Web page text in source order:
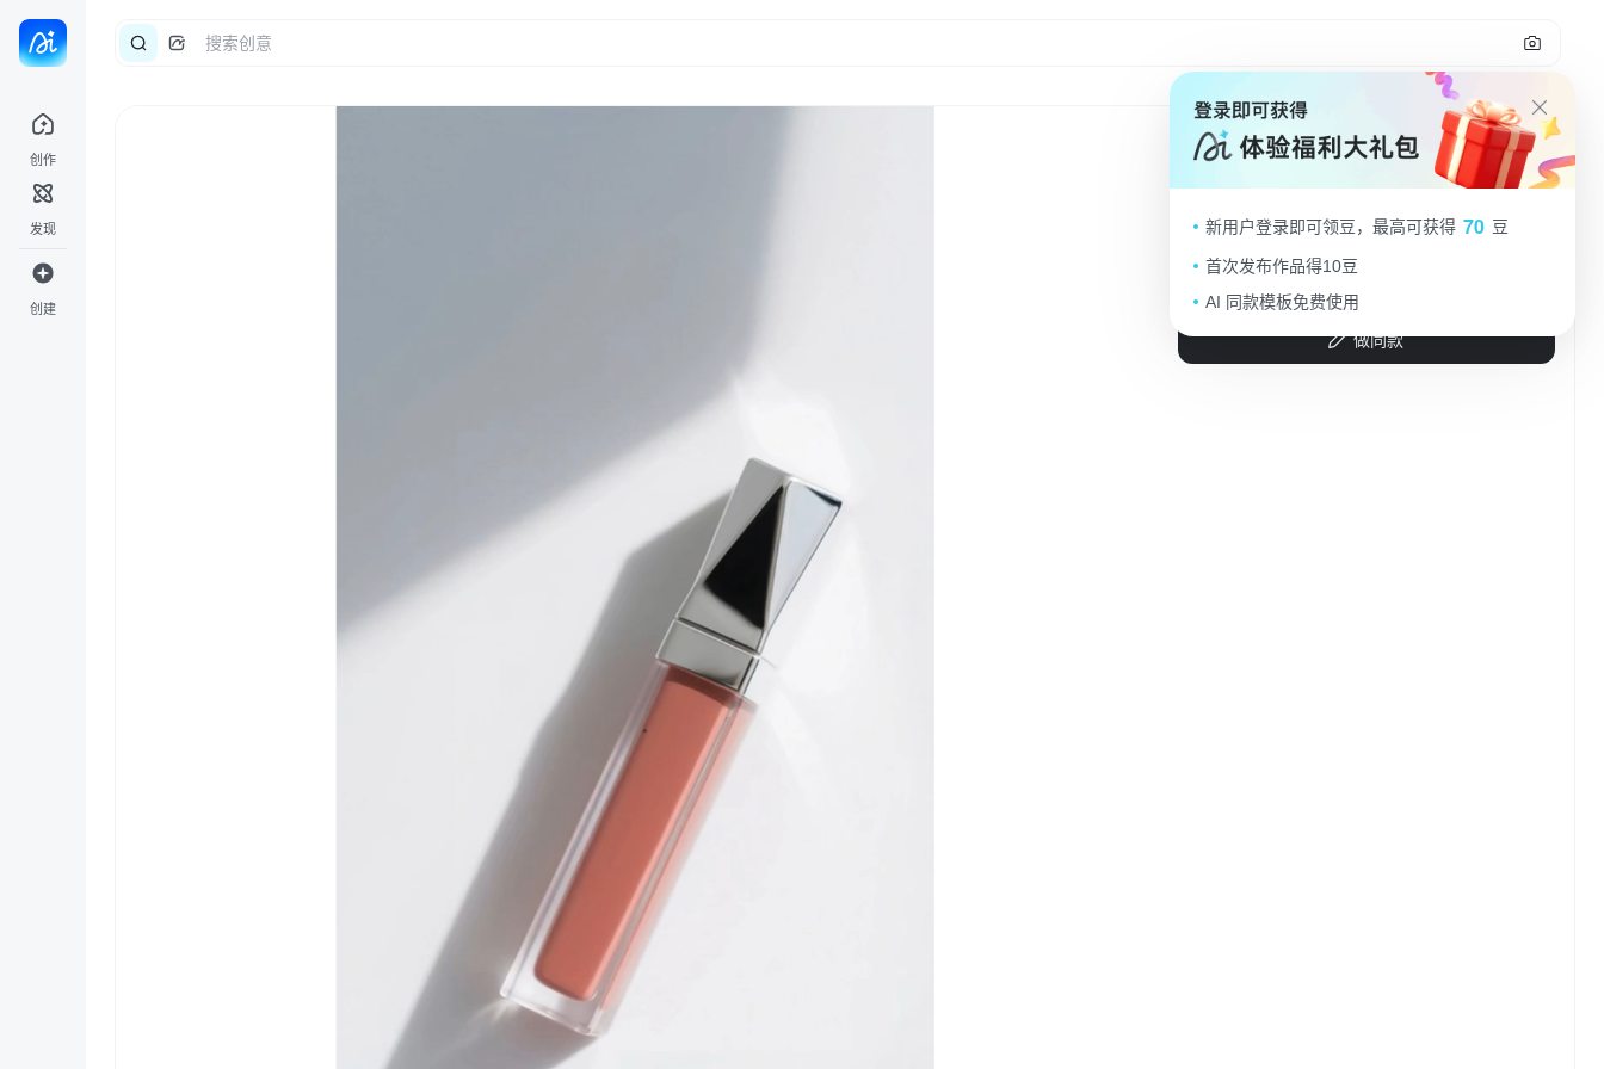
创作
发现
创建
148
“琉璃镜面水感唇釉，成膜快不沾
杯，上嘴秒变嘟嘟唇。蜜桃豆沙调超
显白，轻轻一涂，唇间自带灵动光
彩！”
开心小番茄
做同款
新用户登录即可领豆，最高可获得 70 豆
首次发布作品得10豆
AI 同款模板免费使用